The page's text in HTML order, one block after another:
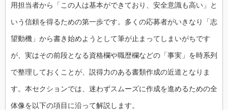
用担当者から「この人は基本ができており、安全意識も高い」と
いう信頼を得るための第一歩です。多くの応募者がいきなり「志
望動機」から書き始めようとして筆が止まってしまいがちです
が、実はその前段となる資格欄や職歴欄などの「事実」を時系列
で整理しておくことが、説得力のある書類作成の近道となりま
す。本セクションでは、迷わずスムーズに作成を進めるための全
体像を以下の項目に沿って解説します。